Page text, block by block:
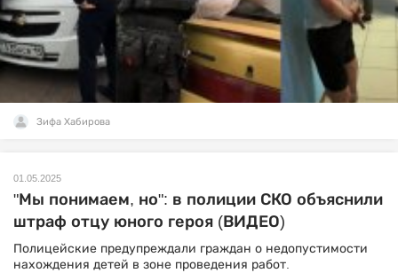
Зифа Хабирова
01.05.2025
"Мы понимаем, но": в полиции СКО объяснили
штраф отцу юного героя (ВИДЕО)
Полицейские предупреждали граждан о недопустимости
нахождения детей в зоне проведения работ.